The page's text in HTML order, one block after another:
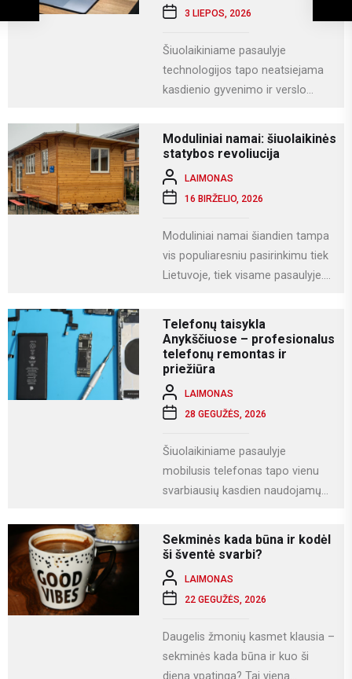
3 LIEPOS, 2026
Šiuolaikiniame pasaulyje
technologijos tapo neatsiejama
kasdienio gyvenimo ir verslo
komunikacijai ir įvairioms
specializuotoms užduotims...
Moduliniai namai: šiuolaikinės
statybos revoliucija
LAIMONAS
16 BIRŽELIO, 2026
Moduliniai namai šiandien tampa
vis populiaresniu pasirinkimu tiek
Lietuvoje, tiek visame pasaulyje.
Telefonų taisykla
Anykščiuose – profesionalus
telefonų remontas ir
priežiūra
LAIMONAS
28 GEGUŽĖS, 2026
Šiuolaikiniame pasaulyje
mobilusis telefonas tapo vienu
svarbiausių kasdien naudojamų
naudojamės socialiniais...
Sekminės kada būna ir kodėl
ši šventė svarbi?
LAIMONAS
22 GEGUŽĖS, 2026
Daugelis žmonių kasmet klausia –
sekminės kada būna ir kuo ši
diena ypatinga? Tai viena